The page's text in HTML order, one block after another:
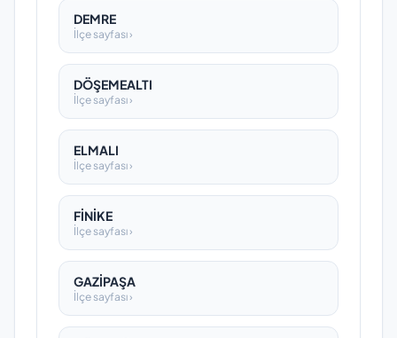
DEMRE
İlçe sayfası ›
DÖŞEMEALTI
İlçe sayfası ›
ELMALI
İlçe sayfası ›
FİNİKE
İlçe sayfası ›
GAZİPAŞA
İlçe sayfası ›